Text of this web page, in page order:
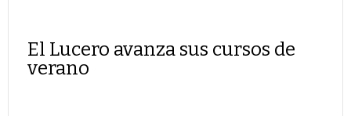
El Lucero avanza sus cursos de
verano